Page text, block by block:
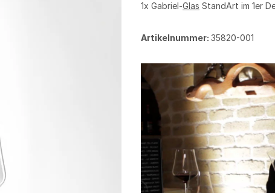
1x Gabriel-Glas StandArt im 1er
Artikelnummer: 35820-001